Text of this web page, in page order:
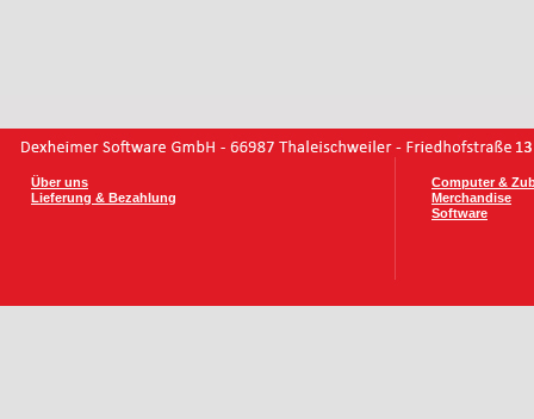
Über uns
Lieferung & Bezahlung
Computer &
Merchandise
Software